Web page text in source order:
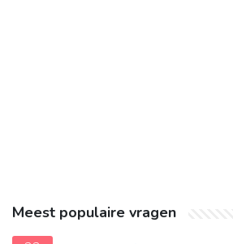
Meest populaire vragen